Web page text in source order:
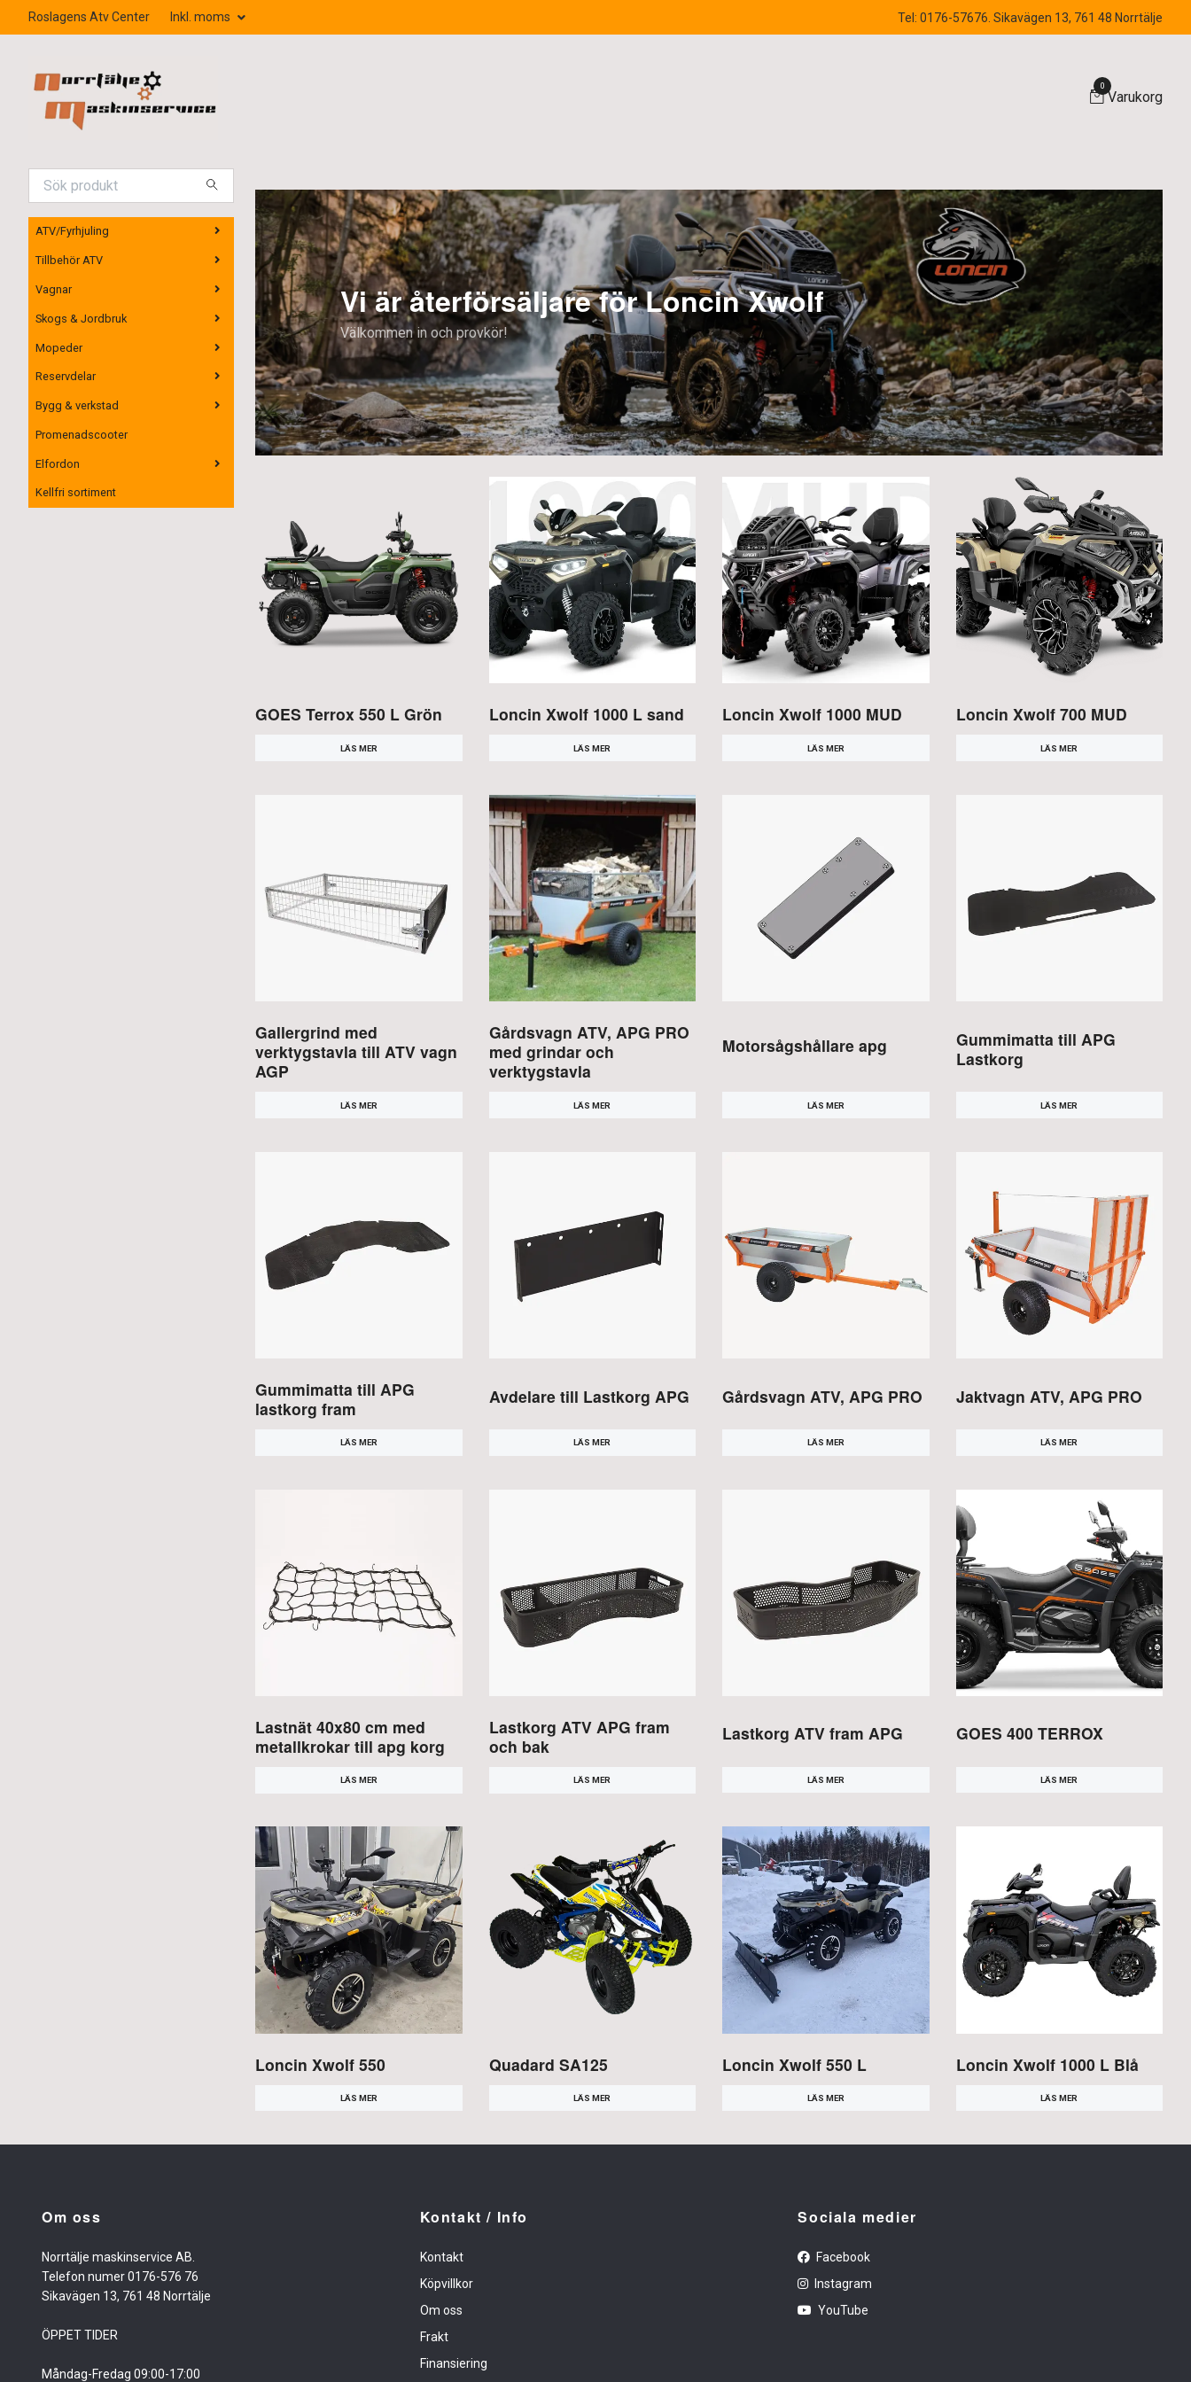
Roslagens Atv Center Inkl. moms Tel: 0176-57676. Sikavägen 13, 761 48 Norrtälje
0
Varukorg
ATV/Fyrhjuling
Tillbehör ATV
Vagnar
Skogs & Jordbruk
Mopeder
Reservdelar
Bygg & verkstad
Promenadscooter
Elfordon
Kellfri sortiment
Vi är återförsäljare för Loncin Xwolf
GOES Terrox 550 L Grön
LÄS MER
Loncin Xwolf 1000 L sand
LÄS MER
Loncin Xwolf 1000 MUD
LÄS MER
Loncin Xwolf 700 MUD
LÄS MER
Gallergrind med
verktygstavla till ATV vagn
AGP
LÄS MER
Gårdsvagn ATV, APG PRO
med grindar och
verktygstavla
LÄS MER
Motorsågshållare apg
LÄS MER
Gummimatta till APG
Lastkorg
LÄS MER
Gummimatta till APG
lastkorg fram
LÄS MER
Avdelare till Lastkorg APG
LÄS MER
Gårdsvagn ATV, APG PRO
LÄS MER
Jaktvagn ATV, APG PRO
LÄS MER
Lastnät 40x80 cm med
metallkrokar till apg korg
LÄS MER
Lastkorg ATV APG fram
och bak
LÄS MER
Lastkorg ATV fram APG
LÄS MER
GOES 400 TERROX
LÄS MER
Loncin Xwolf 550
LÄS MER
Quadard SA125
LÄS MER
Loncin Xwolf 550 L
LÄS MER
Loncin Xwolf 1000 L Blå
LÄS MER
Om oss
Norrtälje maskinservice AB.
Telefon numer 0176-576 76
Sikavägen 13, 761 48 Norrtälje
ÖPPET TIDER
Måndag-Fredag 09:00-17:00
Kontakt / Info
Kontakt
Köpvillkor
Om oss
Frakt
Finansiering
Sociala medier
Facebook
Instagram
YouTube